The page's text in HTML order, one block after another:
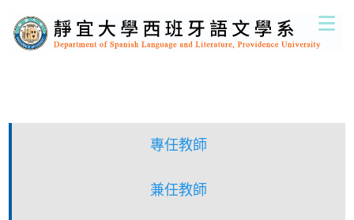
到
主
專任教師
兼任教師